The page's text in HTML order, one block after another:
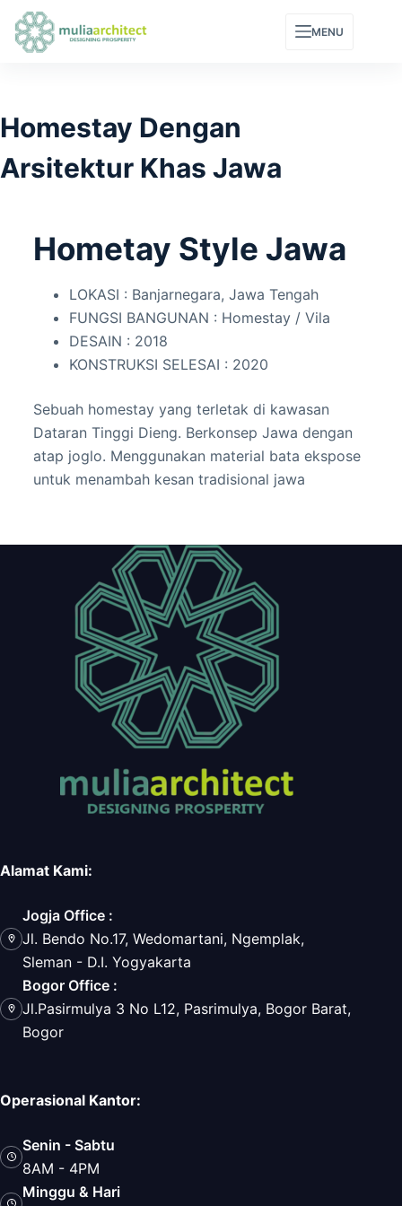
MENU
Homestay Dengan
Arsitektur Khas Jawa
Hometay Style Jawa
LOKASI : Banjarnegara, Jawa Tengah
FUNGSI BANGUNAN : Homestay / Vila
DESAIN : 2018
KONSTRUKSI SELESAI : 2020
Sebuah homestay yang terletak di kawasan
Dataran Tinggi Dieng. Berkonsep Jawa dengan
atap joglo. Menggunakan material bata ekspose
untuk menambah kesan tradisional jawa
Alamat Kami:
Jogja Office :
Jl. Bendo No.17, Wedomartani, Ngemplak,
Sleman - D.I. Yogyakarta
Bogor Office :
Jl.Pasirmulya 3 No L12, Pasrimulya, Bogor Barat,
Bogor
Operasional Kantor:
Senin - Sabtu
8AM - 4PM
Minggu & Hari